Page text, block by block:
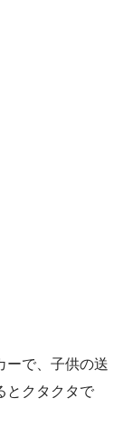
ーで、子供の送
とクタクタで